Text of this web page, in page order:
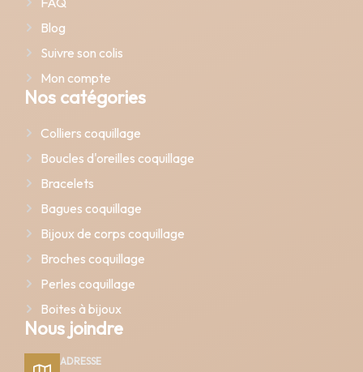
Blog
Suivre son colis
Mon compte
Nos catégories
Colliers coquillage
Boucles d'oreilles coquillage
Bracelets
Bagues coquillage
Bijoux de corps coquillage
Broches coquillage
Perles coquillage
Boites à bijoux
Nous joindre
ADRESSE